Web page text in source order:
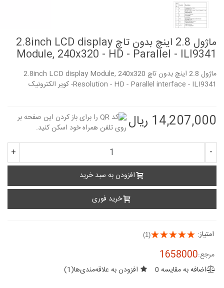
ماژول 2.8 اینچ بدون تاچ 2.8inch LCD display
Module, 240x320 - HD - Parallel - ILI9341
ماژول 2.8 اینچ بدون تاچ 2.8inch LCD display Module, 240x320
Resolution - HD - Parallel interface - ILI9341- کویر الکترونیک
14,207,000 ریال
-
+
افزودن به سبد خرید
خرید فوری
امتیاز: (1)
مرجع:1658000
اضافه به مقایسه 0 افزودن به علاقه‌مندی‌ها(
1
)